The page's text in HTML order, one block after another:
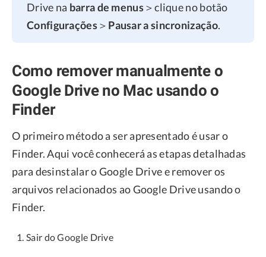
Drive na barra de menus＞clique no botão
Configurações＞ Pausar a sincronização.
Como remover manualmente o
Google Drive no Mac usando o
Finder
O primeiro método a ser apresentado é usar o
Finder. Aqui você conhecerá as etapas detalhadas
para desinstalar o Google Drive e remover os
arquivos relacionados ao Google Drive usando o
Finder.
Sair do Google Drive